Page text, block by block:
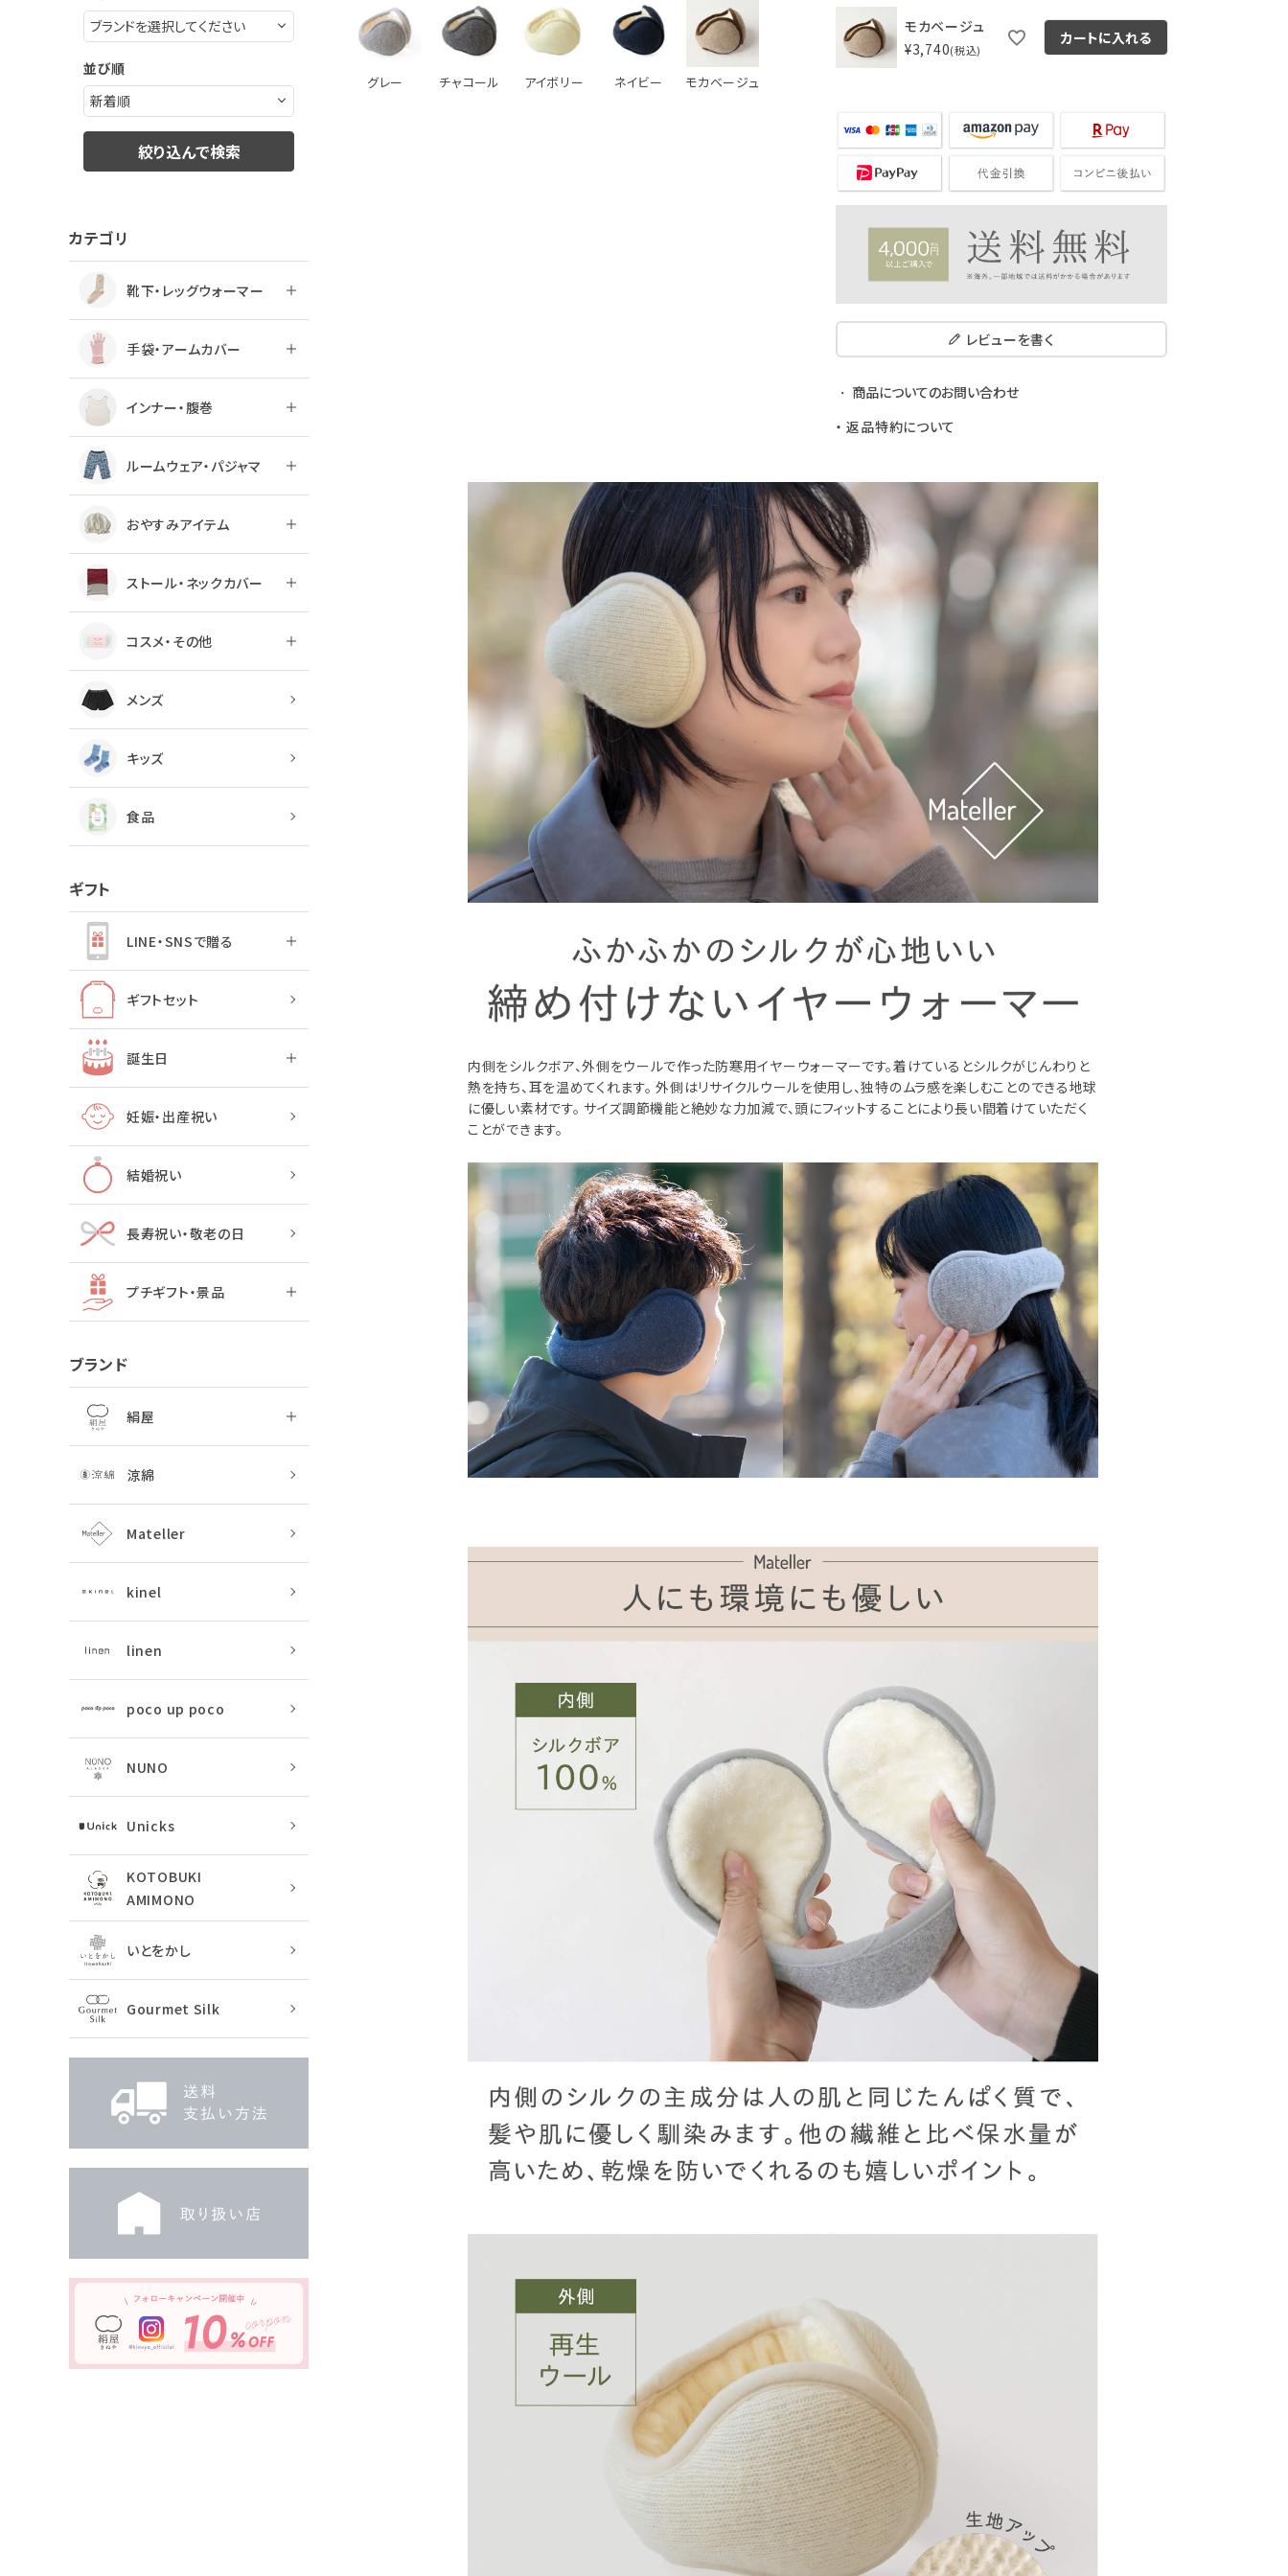
並び順
絞り込んで検索
カテゴリ
靴下・レッグウォーマー
手袋・アームカバー
インナー・腹巻
ルームウェア・パジャマ
おやすみアイテム
ストール・ネックカバー
コスメ・その他
メンズ
キッズ
食品
ギフト
LINE・SNSで贈る
ギフトセット
誕生日
妊娠・出産祝い
結婚祝い
長寿祝い・敬老の日
プチギフト・景品
ブランド
絹屋
涼綿
Mateller
kinel
linen
poco up poco
NUNO
Unicks
KOTOBUKI
AMIMONO
いとをかし
Gourmet Silk
グレー チャコール アイボリー ネイビー モカベージュ
モカベージュ
¥3,740 税込
カートに入れる
レビューを書く
商品についてのお問い合わせ
返品特約について
内側をシルクボア、外側をウールで作った防寒用イヤーウォーマーです。着けているとシルクがじんわりと
熱を持ち、耳を温めてくれます。 外側はリサイクルウールを使用し、独特のムラ感を楽しむことのできる地球
に優しい素材です。 サイズ調節機能と絶妙な力加減で、頭にフィットすることにより長い間着けていただく
ことができます。